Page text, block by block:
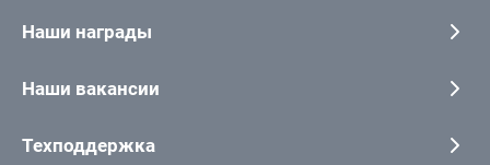
Наши награды
Наши вакансии
Техподдержка